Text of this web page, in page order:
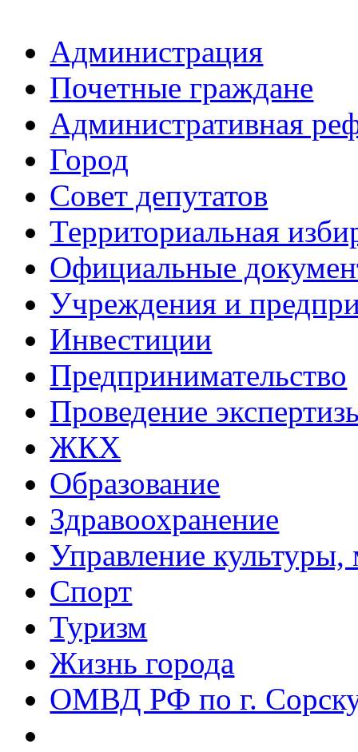
Администрация
Почетные граждане
Административная
Город
Совет депутатов
Территориальная
Официальные
Учреждения и
Инвестиции
Предпринимательство
Проведение
ЖКХ
Образование
Здравоохранение
Управление
Спорт
Туризм
Жизнь города
ОМВД РФ по г.